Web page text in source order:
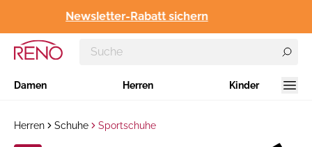
Newsletter-Rabatt sichern
Damen Herren Kinder
Herren Schuhe Sportschuhe